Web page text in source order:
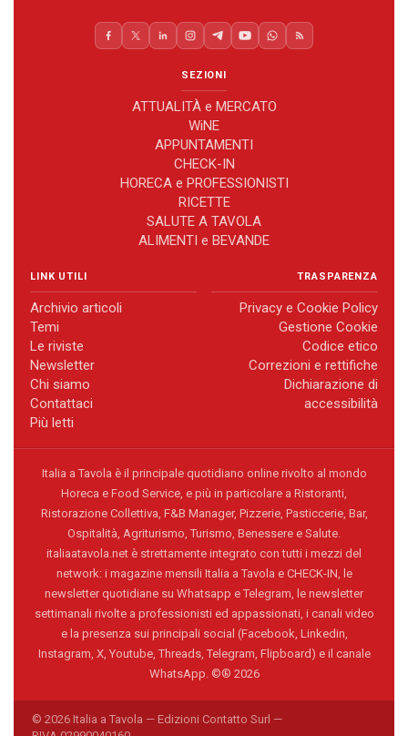
SEZIONI
ATTUALITÀ e MERCATO
WiNE
APPUNTAMENTI
CHECK-IN
HORECA e PROFESSIONISTI
RICETTE
SALUTE A TAVOLA
ALIMENTI e BEVANDE
LINK UTILI
Archivio articoli
Temi
Le riviste
Newsletter
Chi siamo
Contattaci
Più letti
TRASPARENZA
Privacy e Cookie Policy
Gestione Cookie
Codice etico
Correzioni e rettifiche
Dichiarazione di
accessibilità
Italia a Tavola è il principale quotidiano online rivolto al mondo
Horeca e Food Service, e più in particolare a Ristoranti,
Ristorazione Collettiva, F&B Manager, Pizzerie, Pasticcerie, Bar,
Ospitalità, Agriturismo, Turismo, Benessere e Salute.
italiaatavola.net è strettamente integrato con tutti i mezzi del
network: i magazine mensili Italia a Tavola e CHECK-IN, le
newsletter quotidiane su Whatsapp e Telegram, le newsletter
settimanali rivolte a professionisti ed appassionati, i canali video
e la presenza sui principali social (Facebook, Linkedin,
Instagram, X, Youtube, Threads, Telegram, Flipboard) e il canale
WhatsApp. ©® 2026
© 2026 Italia a Tavola — Edizioni Contatto Surl —